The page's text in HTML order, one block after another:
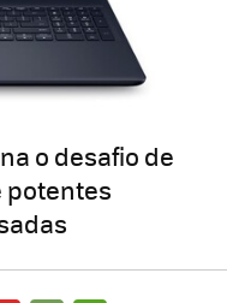
o desafio de
potentes